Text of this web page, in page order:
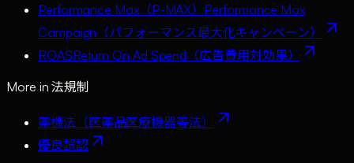
Performance Max（P-MAX） Performance Max
Campaign（パフォーマンス最大化キャンペーン）
ROASReturn On Ad Spend（広告費用対効果）
More in法規制
薬機法（医薬品医療機器等法）
優良誤認